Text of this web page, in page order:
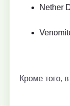
Nether
Кроме того,